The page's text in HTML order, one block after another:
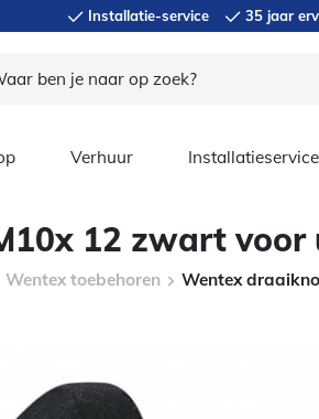
Installatie-service 35 jaar
Verhuur Installatieservice
12 zwart
Wentex toebehoren Wentex